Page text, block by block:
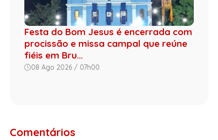
Festa do Bom Jesus é encerrada com
procissão e missa campal que reúne
fiéis em Bru...
08 Ago 2026 / 07h00
Comentários